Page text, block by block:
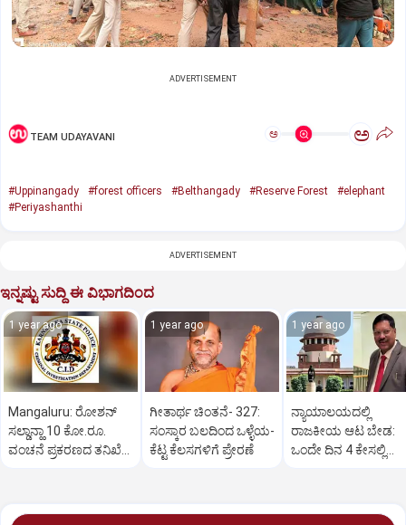
ADVERTISEMENT
TEAM UDAYAVANI ಅ ಅ
#Uppinangady #forest officers #Belthangady #Reserve Forest
#elephant
#Periyashanthi
ADVERTISEMENT
ಇನ್ನಷ್ಟು ಸುದ್ದಿ ಈ ವಿಭಾಗದಿಂದ
1 year ago
Mangaluru: ರೋಶನ್‌
ಸಲ್ಡಾನ್ಹಾ 10 ಕೋ.ರೂ.
ವಂಚನೆ ಪ್ರಕರಣದ ತನಿಖೆ
1 year ago
ಗೀತಾರ್ಥ ಚಿಂತನೆ- 327:
ಸಂಸ್ಕಾರ ಬಲದಿಂದ ಒಳ್ಳೆಯ-
ಕೆಟ್ಟ ಕೆಲಸಗಳಿಗೆ ಪ್ರೇರಣೆ
1 year ago
ನ್ಯಾಯಾಲಯದಲ್ಲಿ
ರಾಜಕೀಯ ಆಟ ಬೇಡ:
ಒಂದೇ ದಿನ 4 ಕೇಸಲ್ಲಿ